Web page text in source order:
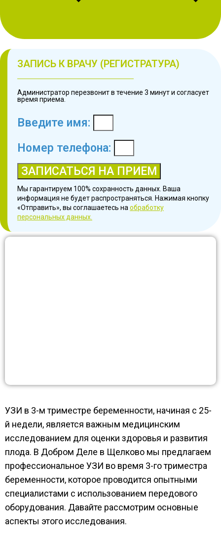
ЗАПИСЬ К ВРАЧУ (РЕГИСТРАТУРА)
Администратор перезвонит в течение 3 минут и согласует
время приема.
Введите имя:
Номер телефона:
ЗАПИСАТЬСЯ НА ПРИЕМ
Мы гарантируем 100% сохранность данных. Ваша
информация не будет распространяться. Нажимая кнопку
«Отправить», вы соглашаетесь на обработку
персональных данных.
УЗИ в 3-м триместре беременности, начиная с 25-
й недели, является важным медицинским
исследованием для оценки здоровья и развития
плода. В Добром Деле в Щелково мы предлагаем
профессиональное УЗИ во время 3-го триместра
беременности, которое проводится опытными
специалистами с использованием передового
оборудования. Давайте рассмотрим основные
аспекты этого исследования.